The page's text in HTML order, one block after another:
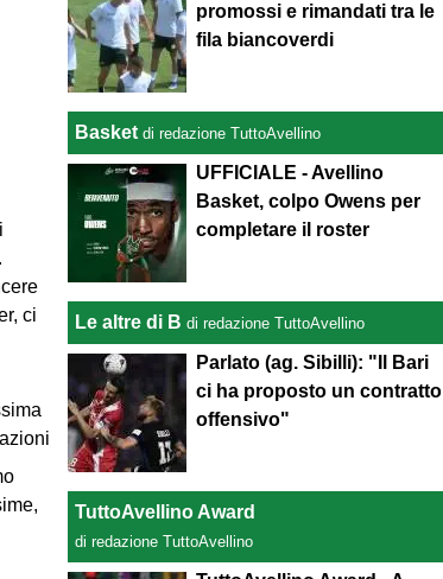
ci
promossi e rimandati tra le
fila biancoverdi
Basket di redazione TuttoAvellino
UFFICIALE - Avellino
Basket, colpo Owens per
completare il roster
Le altre di B di redazione TuttoAvellino
Parlato (ag. Sibilli): "Il Bari
ci ha proposto un contratto
offensivo"
TuttoAvellino Award
di redazione TuttoAvellino